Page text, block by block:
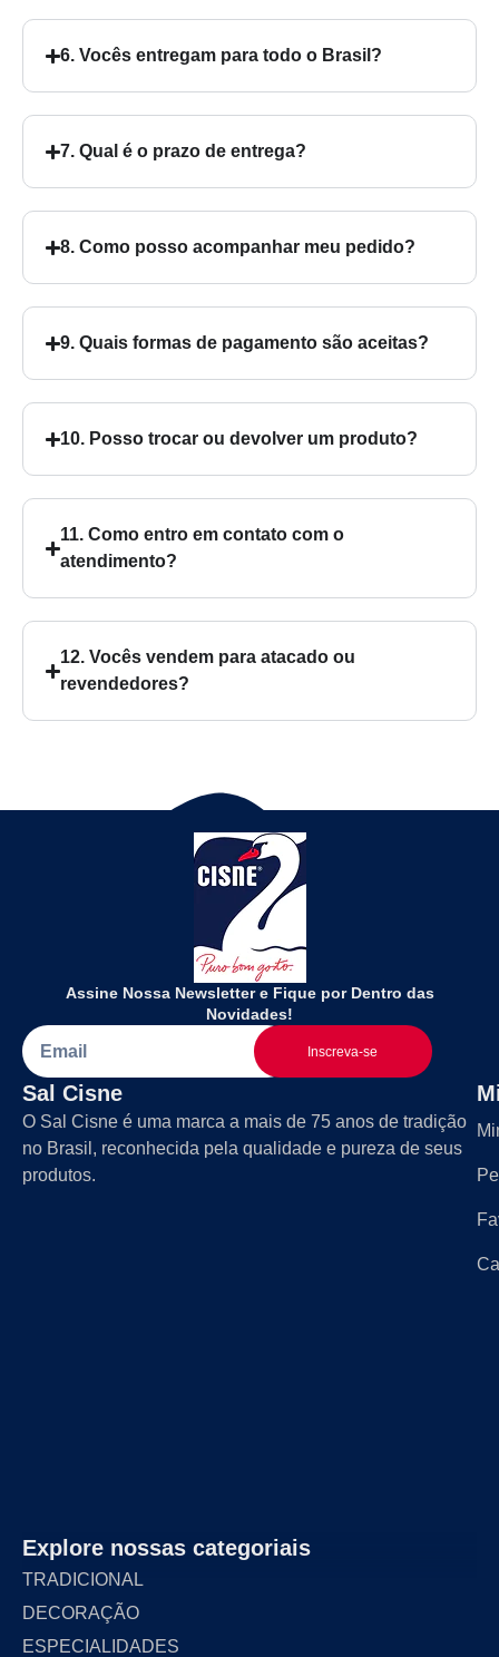
6. Vocês entregam para todo o Brasil?
7. Qual é o prazo de entrega?
8. Como posso acompanhar meu pedido?
9. Quais formas de pagamento são aceitas?
10. Posso trocar ou devolver um produto?
11. Como entro em contato com o
atendimento?
12. Vocês vendem para atacado ou
revendedores?
Assine Nossa Newsletter e Fique por Dentro das
Novidades!
Inscreva-se
Sal Cisne
O Sal Cisne é uma marca a mais de 75 anos de tradição
no Brasil, reconhecida pela qualidade e pureza de seus
produtos.
Explore nossas categoriais
TRADICIONAL
DECORAÇÃO
ESPECIALIDADES